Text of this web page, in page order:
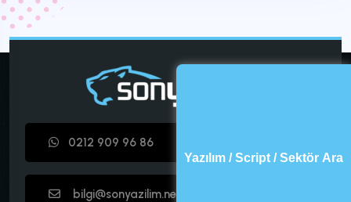
0212 909 96 86
bilgi@sonyazilim.net
Yazılım / Script / Sektör Ara